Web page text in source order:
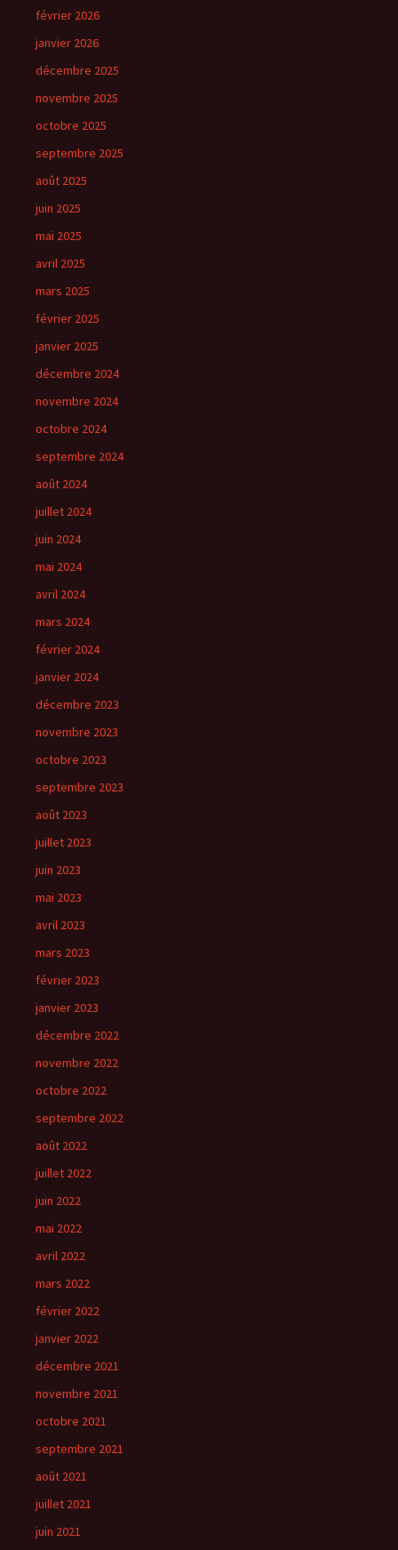
février 2026
janvier 2026
décembre 2025
novembre 2025
octobre 2025
septembre 2025
août 2025
juin 2025
mai 2025
avril 2025
mars 2025
février 2025
janvier 2025
décembre 2024
novembre 2024
octobre 2024
septembre 2024
août 2024
juillet 2024
juin 2024
mai 2024
avril 2024
mars 2024
février 2024
janvier 2024
décembre 2023
novembre 2023
octobre 2023
septembre 2023
août 2023
juillet 2023
juin 2023
mai 2023
avril 2023
mars 2023
février 2023
janvier 2023
décembre 2022
novembre 2022
octobre 2022
septembre 2022
août 2022
juillet 2022
juin 2022
mai 2022
avril 2022
mars 2022
février 2022
janvier 2022
décembre 2021
novembre 2021
octobre 2021
septembre 2021
août 2021
juillet 2021
juin 2021